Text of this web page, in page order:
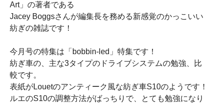
Art」の著者である
Jacey Boggsさんが編集長を務める新感覚のかっこいい
紡ぎの雑誌です！
今月号の特集は「bobbin-led」特集です！
紡ぎ車の、主な3タイプのドライブシステムの勉強、比
較です。
表紙がLouetのアンティーク風な紡ぎ車S10のようです！
ルエのS10の調整方法がばっちりで、とても勉強になり